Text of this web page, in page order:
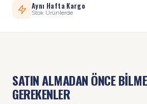
Aynı Hafta Kargo
Stok Ürünlerde
SATIN ALMADAN ÖNCE
GEREKENLER